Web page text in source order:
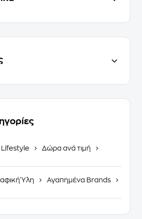
Lifestyle
Δώρα ανά τιμή
Ύλη
Αγαπημένα Brands